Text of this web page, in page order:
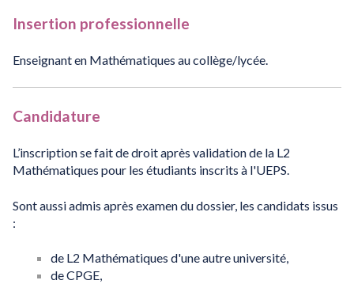
Insertion professionnelle
Enseignant en Mathématiques au collège/lycée.
Candidature
L’inscription se fait de droit après validation de la L2
Mathématiques pour les étudiants inscrits à l'UEPS.
Sont aussi admis après examen du dossier, les candidats issus
:
de L2 Mathématiques d'une autre université,
de CPGE,